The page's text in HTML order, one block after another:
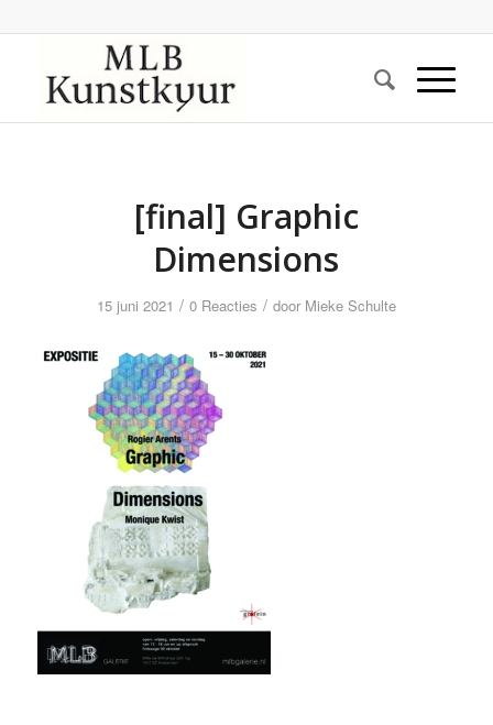
[final] Graphic
Dimensions
15 juni 2021 / 0 Reacties / door Mieke Schulte